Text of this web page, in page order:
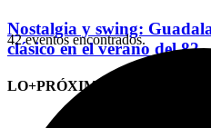
Nostalgia y swing:
clásico en el verano del 82
LO+PRÓXIMO (CITAS)
42 eventos encontrados.